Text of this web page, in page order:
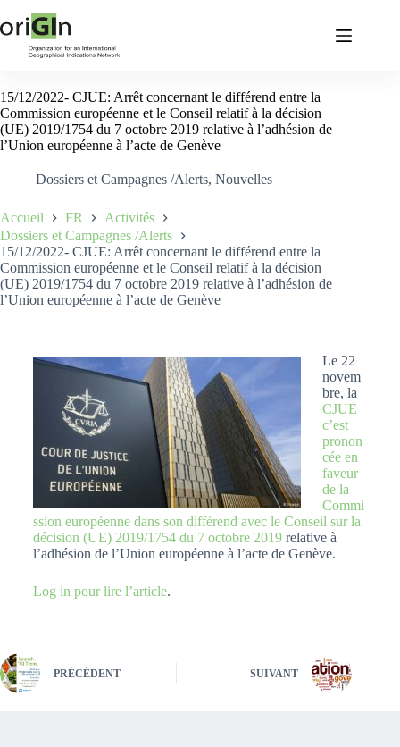
15/12/2022- CJUE: Arrêt concernant le différend entre la
Commission européenne et le Conseil relatif à la décision
(UE) 2019/1754 du 7 octobre 2019 relative à l’adhésion de
l’Union européenne à l’acte de Genève
Dossiers et Campagnes /Alerts, Nouvelles
Accueil FR
Activités
Dossiers et Campagnes /Alerts
15/12/2022- CJUE: Arrêt concernant le différend entre la
Commission européenne et le Conseil relatif à la décision
(UE) 2019/1754 du 7 octobre 2019 relative à l’adhésion de
l’Union européenne à l’acte de Genève
Le 22
novem
bre, la
CJUE
c’est
pronon
cée en
faveur
de la
Commi
ssion européenne dans son différend avec le Conseil sur la
décision (UE) 2019/1754 du 7 octobre 2019relative à
l’adhésion de l’Union européenne à l’acte de Genève.
Log in pour lire l’article.
PRÉCÉDENT SUIVANT